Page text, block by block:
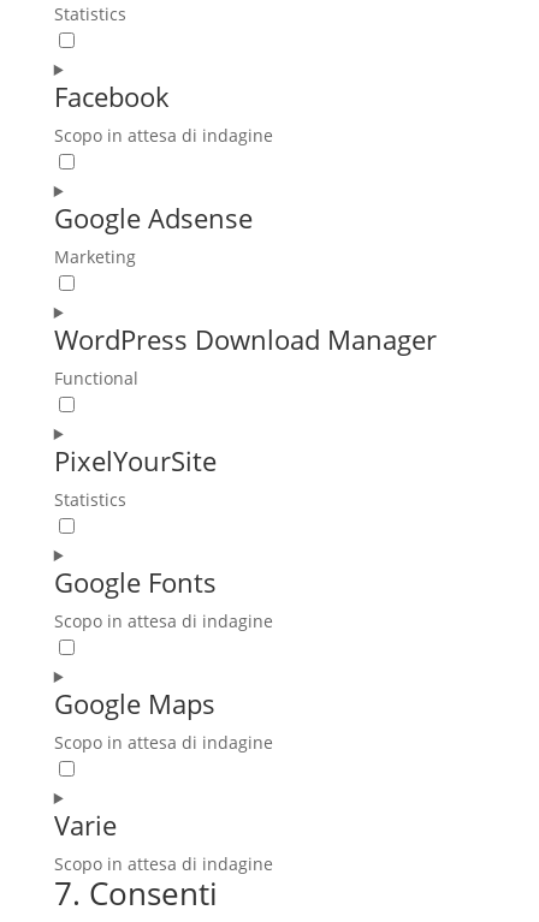
Statistics
Consent
to
service
google-
analytics
Facebook
Scopo in attesa di indagine
Consent
to
service
facebook
Google Adsense
Marketing
Consent
to
service
google-
adsense
WordPress Download Manager
Functional
Consent
to
service
wordpress-
download-
PixelYourSite
Statistics
Consent
to
service
pixelyoursite
Google Fonts
Scopo in attesa di indagine
Consent
to
service
google-
fonts
Google Maps
Scopo in attesa di indagine
Consent
to
service
google-
maps
Varie
Scopo in attesa di indagine
Consent
7. Consenti